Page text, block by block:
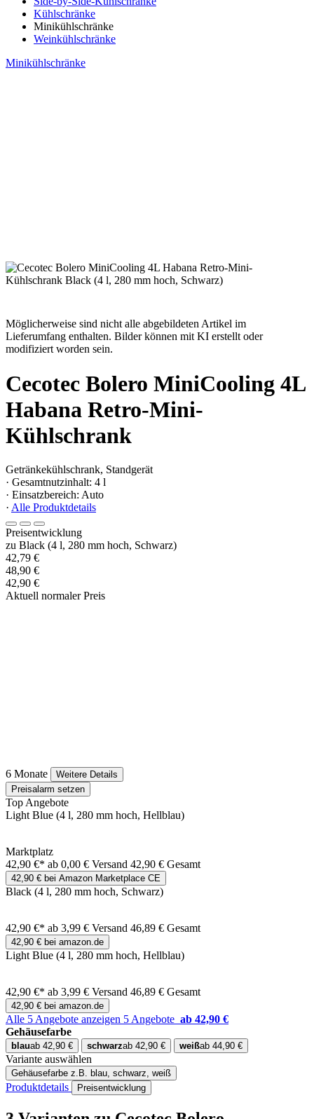
Kühlschränke
Minikühlschränke
Weinkühlschränke
Minikühlschränke
Möglicherweise sind nicht alle abgebildeten Artikel im
Lieferumfang enthalten. Bilder können mit KI erstellt oder
modifiziert worden sein.
Cecotec Bolero MiniCooling 4L
Habana Retro-Mini-
Kühlschrank
Getränkekühlschrank, Standgerät
· Gesamtnutzinhalt: 4 l
· Einsatzbereich: Auto
· Alle Produktdetails
Preisentwicklung
zu Black (4 l, 280 mm hoch, Schwarz)
42,79 €
48,90 €
42,90 €
Aktuell normaler Preis
6 Monate
Weitere Details
Preisalarm setzen
Top Angebote
Light Blue (4 l, 280 mm hoch, Hellblau)
Marktplatz
42,90 €* ab 0,00 € Versand 42,90 € Gesamt
42,90 € bei Amazon Marketplace CE
Black (4 l, 280 mm hoch, Schwarz)
42,90 €* ab 3,99 € Versand 46,89 € Gesamt
42,90 € bei amazon.de
Light Blue (4 l, 280 mm hoch, Hellblau)
42,90 €* ab 3,99 € Versand 46,89 € Gesamt
42,90 € bei amazon.de
Alle 5 Angebote anzeigen 5 Angebote ab 42,90 €
Gehäusefarbe
blauab 42,90 € schwarzab 42,90 € weißab 44,90 €
Variante auswählen
Gehäusefarbe z.B. blau, schwarz, weiß
Produktdetails Preisentwicklung